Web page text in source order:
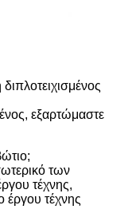
εξαρτώμαστε
των
τέχνης,
έργου τέχνης